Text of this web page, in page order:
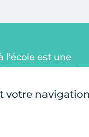
votre
l'école est une
Don en
la bonne